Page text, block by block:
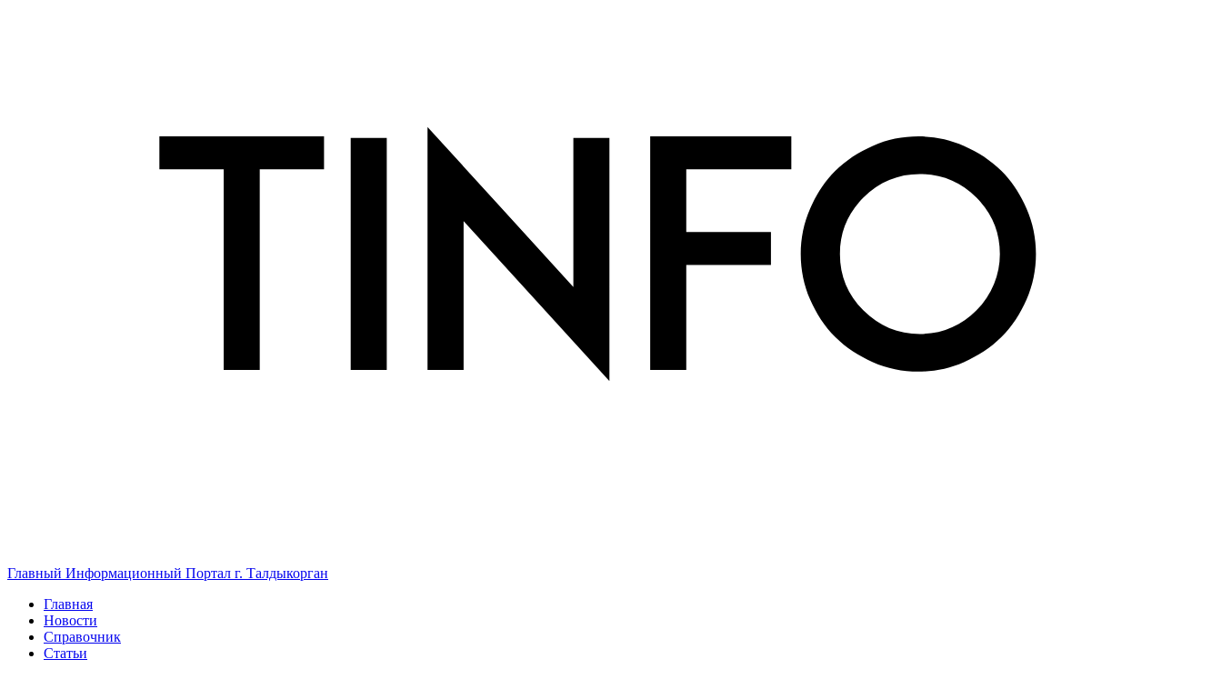
Главный Информационный Портал г. Талдыкорган
Главная
Новости
Справочник
Статьи